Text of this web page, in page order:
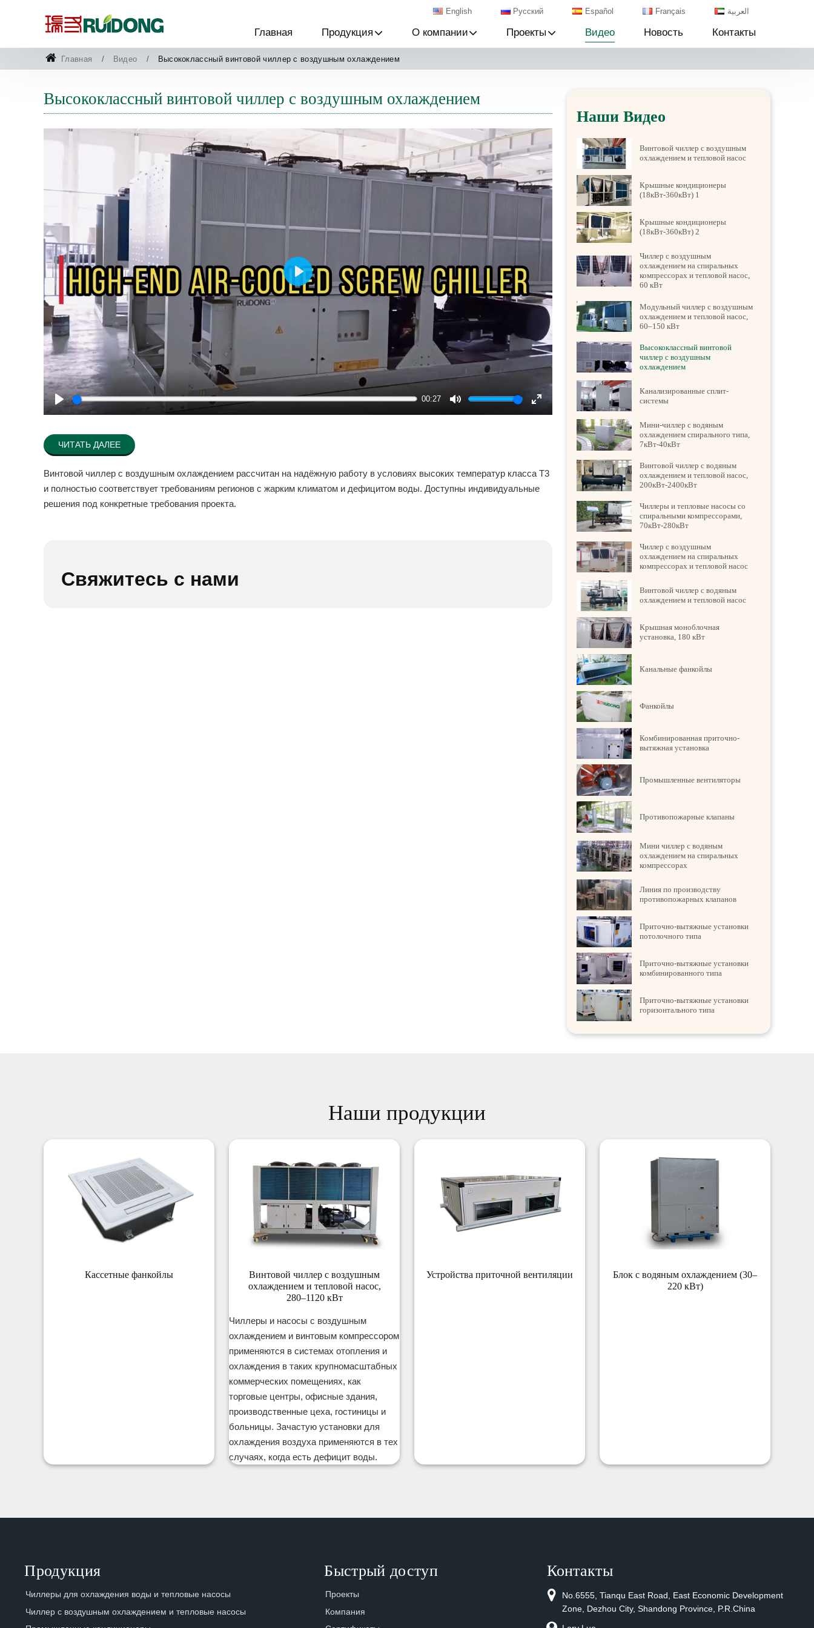
English Русский Español Français العربية
Главная Продукция О компании Проекты Видео Новость Контакты
Главная Видео Высококлассный винтовой чиллер с воздушным охлаждением
Высококлассный винтовой чиллер с воздушным охлаждением
Play
00:27
Play
ЧИТАТЬ ДАЛЕЕ
Винтовой чиллер с воздушным охлаждением рассчитан на надёжную работу в условиях высоких температур класса T3
и полностью соответствует требованиям регионов с жарким климатом и дефицитом воды. Доступны индивидуальные
решения под конкретные требования проекта.
Свяжитесь с нами
Наши Видео
Винтовой чиллер с воздушным
охлаждением и тепловой насос
Крышные кондиционеры
(18кВт-360кВт) 1
Крышные кондиционеры
(18кВт-360кВт) 2
Чиллер с воздушным
охлаждением на спиральных
компрессорах и тепловой насос,
60 кВт
Модульный чиллер с воздушным
охлаждением и тепловой насос,
60–150 кВт
Высококлассный винтовой
чиллер с воздушным
охлаждением
Канализированные сплит-
системы
Мини-чиллер с водяным
охлаждением спирального типа,
7кВт-40кВт
Винтовой чиллер с водяным
охлаждением и тепловой насос,
200кВт-2400кВт
Чиллеры и тепловые насосы со
спиральными компрессорами,
70кВт-280кВт
Чиллер с воздушным
охлаждением на спиральных
компрессорах и тепловой насос
Винтовой чиллер с водяным
охлаждением и тепловой насос
Крышная моноблочная
установка, 180 кВт
Канальные фанкойлы
Фанкойлы
Комбинированная приточно-
вытяжная установка
Промышленные вентиляторы
Противопожарные клапаны
Мини чиллер с водяным
охлаждением на спиральных
компрессорах
Линия по производству
противопожарных клапанов
Приточно-вытяжные установки
потолочного типа
Приточно-вытяжные установки
комбинированного типа
Приточно-вытяжные установки
горизонтального типа
Наши продукции
Кассетные фанкойлы
Винтовой чиллер с воздушным
охлаждением и тепловой насос,
280–1120 кВт
Чиллеры и насосы с воздушным
охлаждением и винтовым компрессором
применяются в системах отопления и
охлаждения в таких крупномасштабных
коммерческих помещениях, как
торговые центры, офисные здания,
производственные цеха, гостиницы и
больницы. Зачастую установки для
охлаждения воздуха применяются в тех
случаях, когда есть дефицит воды.
Устройства приточной вентиляции
Блок с водяным охлаждением (30–
220 кВт)
Продукция
Чиллеры для охлаждения воды и тепловые насосы
Чиллер с воздушным охлаждением и тепловые насосы
Быстрый доступ
Проекты
Компания
Контакты
No.6555, Tianqu East Road, East Economic Development
Zone, Dezhou City, Shandong Province, P.R.China